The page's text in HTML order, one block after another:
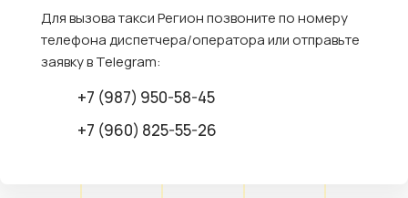
Для вызова такси Регион позвоните по номеру
телефона диспетчера/оператора или отправьте
заявку в Telegram:
+7 (987) 950-58-45
+7 (960) 825-55-26